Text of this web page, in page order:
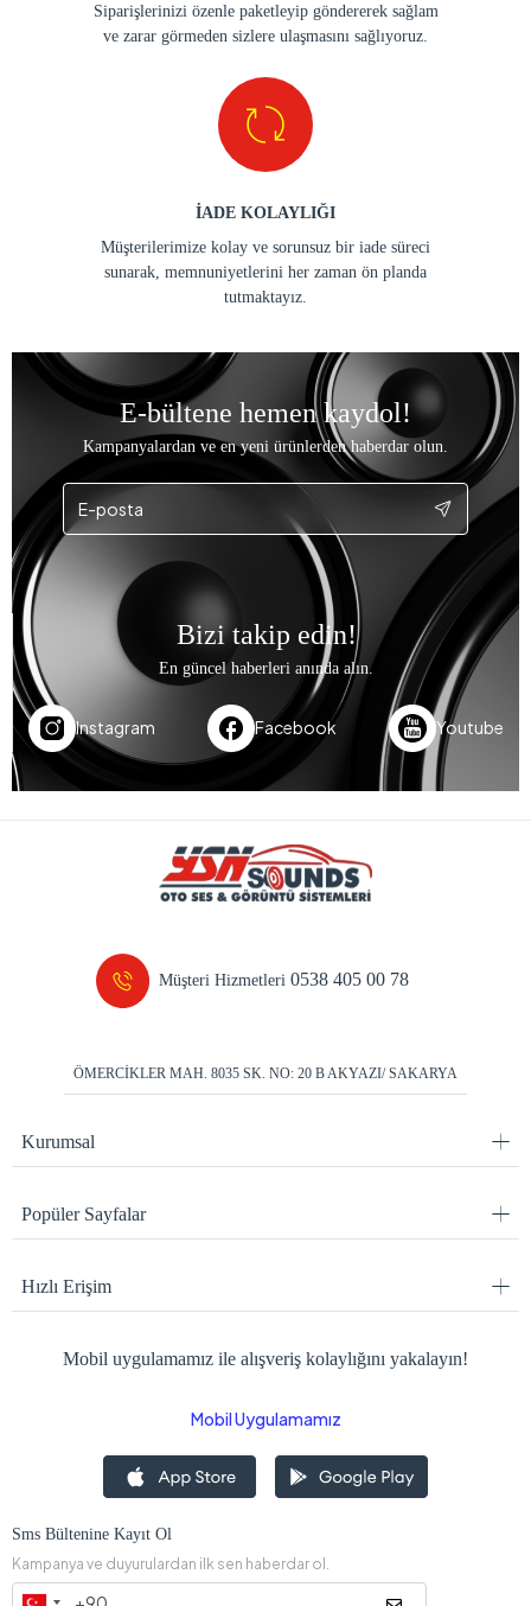
Siparişlerinizi özenle paketleyip göndererek sağlam
ve zarar görmeden sizlere ulaşmasını sağlıyoruz.
İADE KOLAYLIĞI
Müşterilerimize kolay ve sorunsuz bir iade süreci
sunarak, memnuniyetlerini her zaman ön planda
tutmaktayız.
E-bültene hemen kaydol!
Kampanyalardan ve en yeni ürünlerden haberdar olun.
Bizi takip edin!
En güncel haberleri anında alın.
Instagram Facebook Youtube
Müşteri Hizmetleri0538 405 00 78
ÖMERCİKLER MAH. 8035 SK. NO: 20 B AKYAZI/ SAKARYA
Kurumsal
Popüler Sayfalar
Hızlı Erişim
Mobil uygulamamız ile alışveriş kolaylığını yakalayın!
Mobil Uygulamamız
Sms Bültenine Kayıt Ol
Kampanya ve duyurulardan ilk sen haberdar ol.